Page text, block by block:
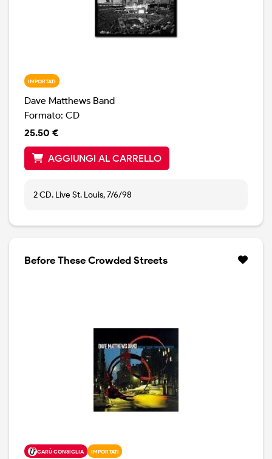
IMPORTATI
Dave Matthews Band
Formato: CD
25.50 €
AGGIUNGI AL CARRELLO
2 CD. Live St. Louis, 7/6/98
Before These Crowded Streets
CARÙ CONSIGLIA IMPORTATI